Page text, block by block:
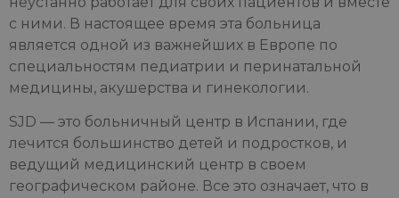
с ними. В настоящее время эта больница
является одной из важнейших в Европе по
специальностям педиатрии и перинатальной
медицины, акушерства и гинекологии.
SJD — это больничный центр в Испании, где
лечится большинство детей и подростков, и
ведущий медицинский центр в своем
географическом районе. Все это означает, что в